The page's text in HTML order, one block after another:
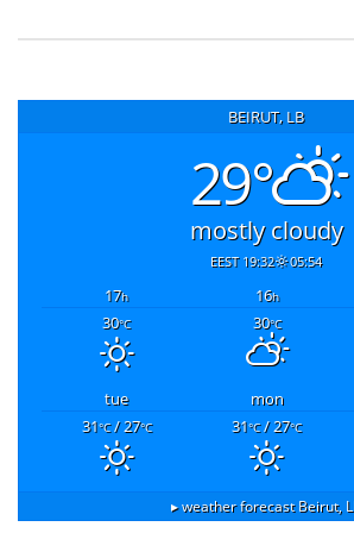
BEIRUT, LB
29°
mostly cloudy
05:54
19:32 EEST
16h
17h
30°C
30°C
mon
tue
31°C/ 27°C
31°C/ 27°C
Beirut,
weather forecast ▸